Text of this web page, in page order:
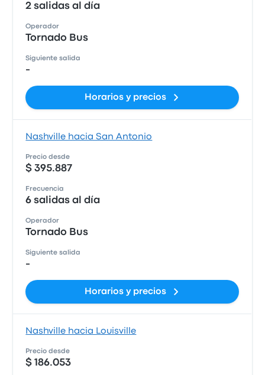
2 salidas al día
Operador
Tornado Bus
Siguiente salida
-
Horarios y precios
Nashville hacia San Antonio
Precio desde
$ 395.887
Frecuencia
6 salidas al día
Operador
Tornado Bus
Siguiente salida
-
Horarios y precios
Nashville hacia Louisville
Precio desde
$ 186.053